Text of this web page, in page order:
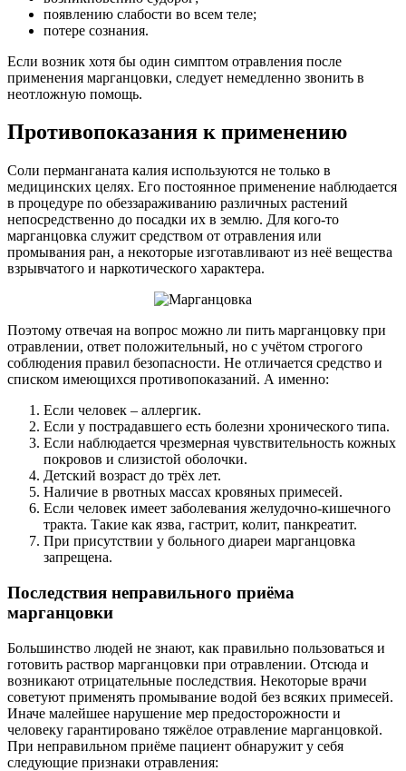
появлению слабости во всем теле;
потере сознания.
Если возник хотя бы один симптом отравления после
применения марганцовки, следует немедленно звонить в
неотложную помощь.
Противопоказания к применению
Соли перманганата калия используются не только в
медицинских целях. Его постоянное применение наблюдается
в процедуре по обеззараживанию различных растений
непосредственно до посадки их в землю. Для кого-то
марганцовка служит средством от отравления или
промывания ран, а некоторые изготавливают из неё вещества
взрывчатого и наркотического характера.
Поэтому отвечая на вопрос можно ли пить марганцовку при
отравлении, ответ положительный, но с учётом строгого
соблюдения правил безопасности. Не отличается средство и
списком имеющихся противопоказаний. А именно:
Если человек – аллергик.
Если у пострадавшего есть болезни хронического типа.
Если наблюдается чрезмерная чувствительность кожных
покровов и слизистой оболочки.
Детский возраст до трёх лет.
Наличие в рвотных массах кровяных примесей.
Если человек имеет заболевания желудочно-кишечного
тракта. Такие как язва, гастрит, колит, панкреатит.
При присутствии у больного диареи марганцовка
запрещена.
Последствия неправильного приёма
марганцовки
Большинство людей не знают, как правильно пользоваться и
готовить раствор марганцовки при отравлении. Отсюда и
возникают отрицательные последствия. Некоторые врачи
советуют применять промывание водой без всяких примесей.
Иначе малейшее нарушение мер предосторожности и
человеку гарантировано тяжёлое отравление марганцовкой.
При неправильном приёме пациент обнаружит у себя
следующие признаки отравления: